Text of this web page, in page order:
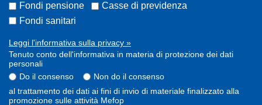
Fondi pensione
Casse di previdenza
Fondi sanitari
Leggi l'informativa sulla privacy »
Tenuto conto dell'informativa in materia di protezione dei dati
personali
Do il consenso
Non do il consenso
al trattamento dei dati ai fini di invio di materiale finalizzato alla
promozione sulle attività Mefop